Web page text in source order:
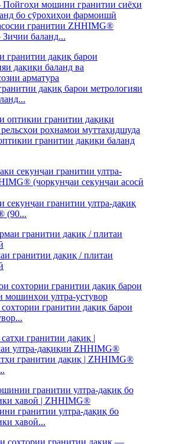
гранитии ZHHIMG®
Зичии баланд...
дақиқ барои метрологияи
гранитии дақиқи баланд
секунҷаи гранитии ултра-дақиқ
(90...
гранитии дақиқ / плитаи
гранитии дақиқ барои
гранитии дақиқ | ZHHIMG®
гранитии ултра-дақиқ бо
ҳавоӣ...